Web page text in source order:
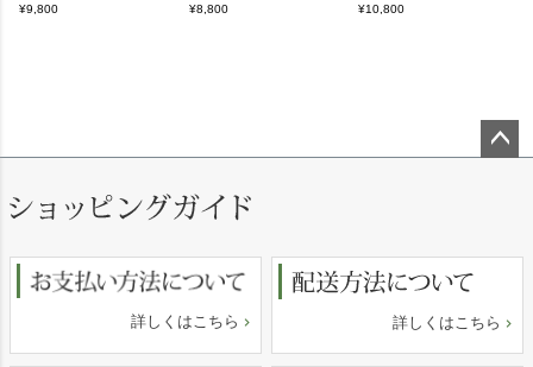
¥9,800 ¥8,800 ¥10,800
詳しくはこちら 詳しくはこちら